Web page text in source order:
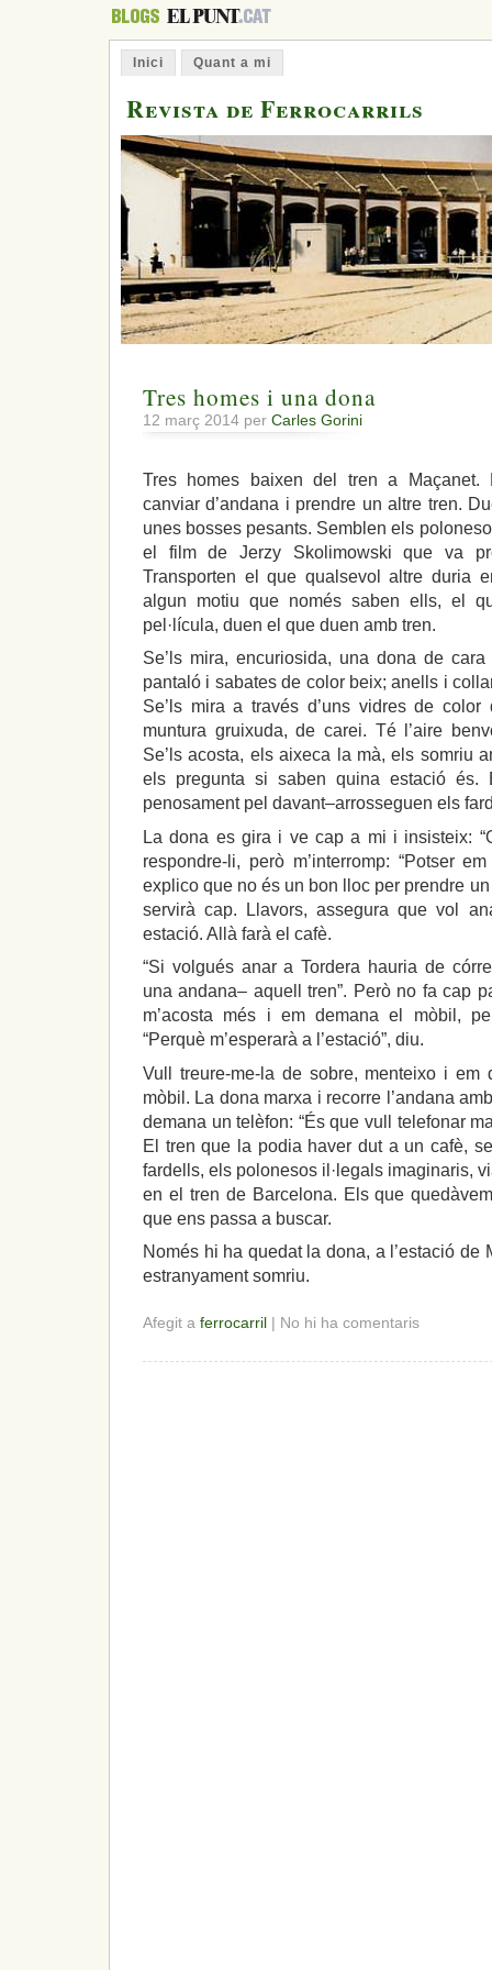
Inici Quant a mi
Revista de Ferrocarrils
Tres homes i una dona
12 març 2014 per Carles Gorini
Tres homes baixen del tren a Maçanet.
canviar d’andana i prendre un altre tren.
unes bosses pesants. Semblen els
el film de Jerzy Skolimowski que va
Transporten el que qualsevol altre duria
algun motiu que només saben ells, el
pel·lícula, duen el que duen amb tren.
Se’ls mira, encuriosida, una dona de
pantaló i sabates de color beix; anells i
Se’ls mira a través d’uns vidres de
muntura gruixuda, de carei. Té l’aire
Se’ls acosta, els aixeca la mà, els somriu
els pregunta si saben quina estació és.
penosament pel davant–arrosseguen els
La dona es gira i ve cap a mi i insisteix:
respondre-li, però m’interromp: “Potser
explico que no és un bon lloc per prendre
servirà cap. Llavors, assegura que vol
estació. Allà farà el cafè.
“Si volgués anar a Tordera hauria de
una andana– aquell tren”. Però no fa cap
m’acosta més i em demana el mòbil,
“Perquè m’esperarà a l’estació”, diu.
Vull treure-me-la de sobre, menteixo i em
mòbil. La dona marxa i recorre l’andana
demana un telèfon: “És que vull telefonar
El tren que la podia haver dut a un cafè,
fardells, els polonesos il·legals imaginaris,
en el tren de Barcelona. Els que
que ens passa a buscar.
Només hi ha quedat la dona, a l’estació de
estranyament somriu.
Afegit a ferrocarril | No hi ha comentaris